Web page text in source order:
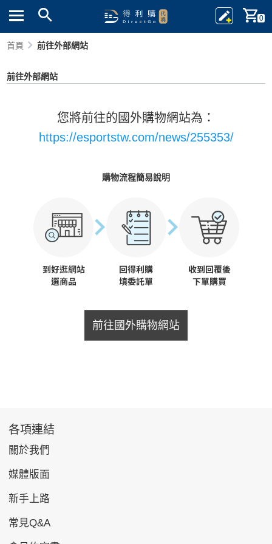
0
首頁 前往外部網站
前往外部網站
您將前往的國外購物網站為：
https://esportstw.com/news/255353/
購物流程簡易說明
前往國外購物網站
各項連結
關於我們
媒體版面
新手上路
常見Q&A